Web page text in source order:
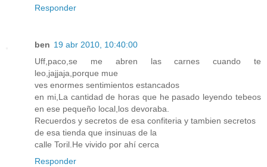
Responder
ben 19 abr 2010, 10:40:00
Uff,paco,se me abren las carnes cuando te
leo,jajjaja,porque mue
ves enormes sentimientos estancados
en mi,La cantidad de horas que he pasado leyendo tebeos
en ese pequeño local,los devoraba.
Recuerdos y secretos de esa confiteria y tambien secretos
de esa tienda que insinuas de la
calle Toril.He vivido por ahí cerca
Responder